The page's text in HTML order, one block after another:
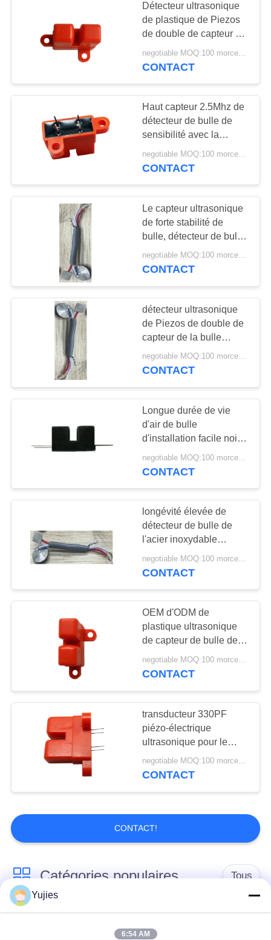
UNE
CITATION
PLAN
POLICY
Détecteur ultrasonique
de plastique de Piezos
de double de capteur de
bulle de transducteur
médical
CONTACT
Haut capteur 2.5Mhz de
détecteur de bulle de
sensibilité avec la
certification d'OIN 9001
negotiable MOQ:100 morceaux/morceaux
CONTACT
Le capteur ultrasonique
de forte stabilité de
bulle, détecteur de bulle
d'air facile se réunissent
negotiable MOQ:100 morceaux/morceaux
CONTACT
détecteur ultrasonique
de Piezos de double de
capteur de la bulle
2.4Mhz pour le
transducteur de thérapie
negotiable MOQ:100 morceaux/morceaux
CONTACT
Longue durée de vie
d'air de bulle
d'installation facile noire
du capteur 2.5Mhz
240ohm
CONTACT
longévité élevée de
détecteur de bulle de
l'acier inoxydable
250ohm pour le
transducteur de thérapie
negotiable MOQ:100 morceaux/morceaux
CONTACT
OEM d'ODM de
plastique ultrasonique
de capteur de bulle de
haute performance
disponible
negotiable MOQ:100 morceaux/morceaux
CONTACT
transducteur 330PF
piézo-électrique
ultrasonique pour le
capteur de détection de
bulle d'air 2.5MHz
negotiable MOQ:100 morceaux/morceaux
CONTACT
CONTACT!
Catégories populaires Tous
Transducteur
Transducteur
ultrasonique médical
Yujies
6:54 AM